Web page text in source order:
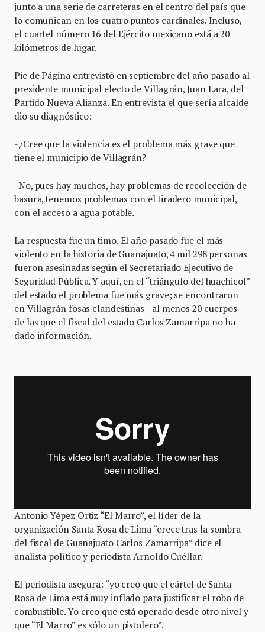
junto a una serie de carreteras en el centro del país que
lo comunican en los cuatro puntos cardinales. Incluso,
el cuartel número 16 del Ejército mexicano está a 20
kilómetros de lugar.
Pie de Página entrevistó en septiembre del año pasado al
presidente municipal electo de Villagrán, Juan Lara, del
Partido Nueva Alianza. En entrevista el que sería alcalde
dio su diagnóstico:
-¿Cree que la violencia es el problema más grave que
tiene el municipio de Villagrán?
-No, pues hay muchos, hay problemas de recolección de
basura, tenemos problemas con el tiradero municipal,
con el acceso a agua potable.
La respuesta fue un timo. El año pasado fue el más
violento en la historia de Guanajuato, 4 mil 298 personas
fueron asesinadas según el Secretariado Ejecutivo de
Seguridad Pública. Y aquí, en el “triángulo del huachicol”
del estado el problema fue más grave; se encontraron
en Villagrán fosas clandestinas –al menos 20 cuerpos-
de las que el fiscal del estado Carlos Zamarripa no ha
dado información.
Antonio Yépez Ortiz “El Marro”, el líder de la
organización Santa Rosa de Lima “crece tras la sombra
del fiscal de Guanajuato Carlos Zamarripa” dice el
analista político y periodista Arnoldo Cuéllar.
El periodista asegura: “yo creo que el cártel de Santa
Rosa de Lima está muy inflado para justificar el robo de
combustible. Yo creo que está operado desde otro nivel y
que “El Marro” es sólo un pistolero”.